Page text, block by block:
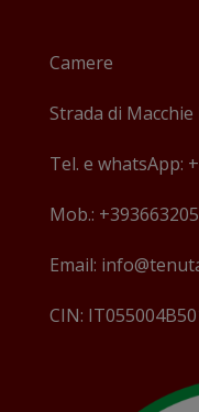
Camere
Strada di
Tel. e whatsApp:
Mob.:
Email:
CIN: